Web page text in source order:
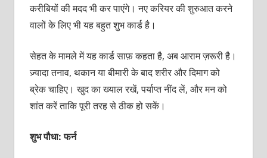
करीबियों की मदद भी कर पाएंगे। नए करियर की शुरुआत करने
वालों के लिए भी यह बहुत शुभ कार्ड है।
सेहत के मामले में यह कार्ड साफ़ कहता है, अब आराम ज़रूरी है।
ज़्यादा तनाव, थकान या बीमारी के बाद शरीर और दिमाग को
ब्रेक चाहिए। खुद का ख्याल रखें, पर्याप्त नींद लें, और मन को
शांत करें ताकि पूरी तरह से ठीक हो सकें।
शुभ पौधा: फर्न